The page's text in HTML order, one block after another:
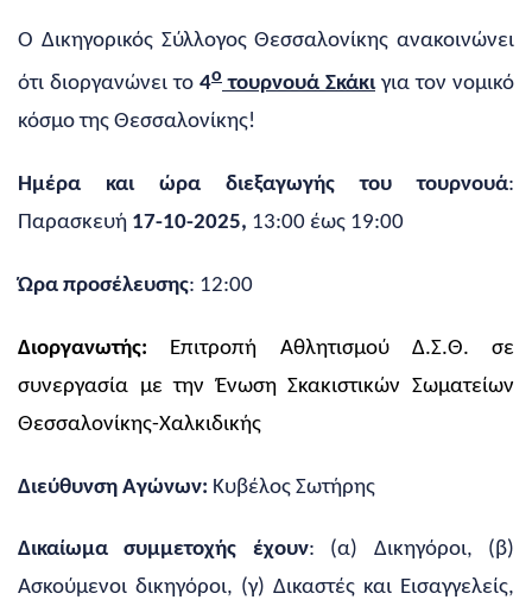
Ο Δικηγορικός Σύλλογος Θεσσαλονίκης ανακοινώνει
ότι διοργανώνει το 4ο τουρνουά Σκάκιγια τον νομικό
κόσμο της Θεσσαλονίκης!
Ημέρα και ώρα διεξαγωγής του τουρνουά:
Παρασκευή 17-10-2025, 13:00 έως 19:00
Ώρα προσέλευσης: 12:00
Διοργανωτής: Επιτροπή Αθλητισμού Δ.Σ.Θ. σε
συνεργασία με την Ένωση Σκακιστικών Σωματείων
Θεσσαλονίκης-Χαλκιδικής
Διεύθυνση Αγώνων: Κυβέλος Σωτήρης
Δικαίωμα συμμετοχής έχουν: (α) Δικηγόροι, (β)
Ασκούμενοι δικηγόροι, (γ) Δικαστές και Εισαγγελείς,